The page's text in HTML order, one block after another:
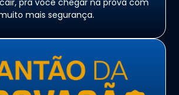
mais segurança.